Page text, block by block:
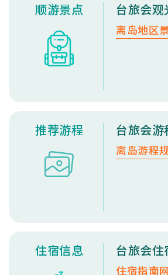
顺游景点 台旅会观
离岛地区
推荐游程 台旅会游
离岛游程
住宿信息 台旅会住
住宿指南